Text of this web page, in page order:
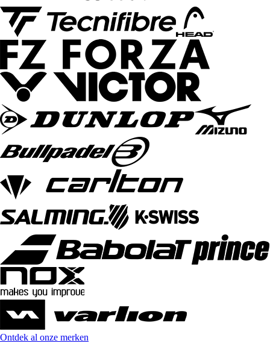
Ontdek al onze merken